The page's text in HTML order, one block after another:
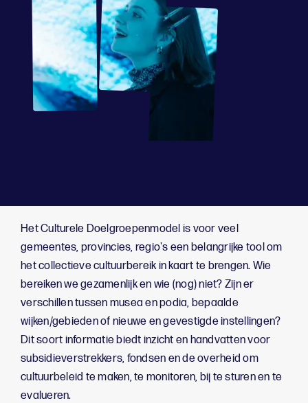
Het Culturele Doelgroepenmodel is voor veel
gemeentes, provincies, regio's een belangrijke tool om
het collectieve cultuurbereik in kaart te brengen. Wie
bereiken we gezamenlijk en wie (nog) niet? Zijn er
verschillen tussen musea en podia, bepaalde
wijken/gebieden of nieuwe en gevestigde instellingen?
Dit soort informatie biedt inzicht en handvatten voor
subsidieverstrekkers, fondsen en de overheid om
cultuurbeleid te maken, te monitoren, bij te sturen en te
evalueren.